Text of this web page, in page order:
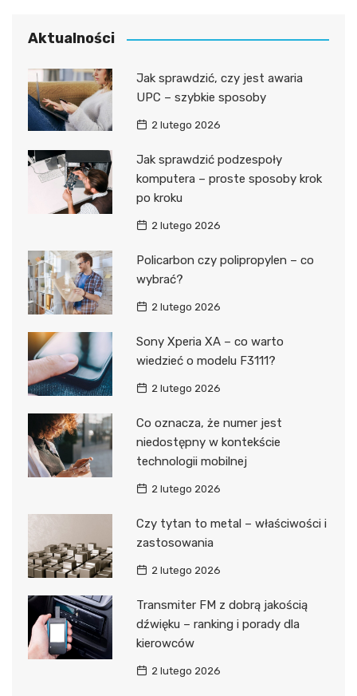
Aktualności
Jak sprawdzić, czy jest awaria
UPC – szybkie sposoby
2 lutego 2026
Jak sprawdzić podzespoły
komputera – proste sposoby krok
po kroku
2 lutego 2026
Policarbon czy polipropylen – co
wybrać?
2 lutego 2026
Sony Xperia XA – co warto
wiedzieć o modelu F3111?
2 lutego 2026
Co oznacza, że numer jest
niedostępny w kontekście
technologii mobilnej
2 lutego 2026
Czy tytan to metal – właściwości i
zastosowania
2 lutego 2026
Transmiter FM z dobrą jakością
dźwięku – ranking i porady dla
kierowców
2 lutego 2026